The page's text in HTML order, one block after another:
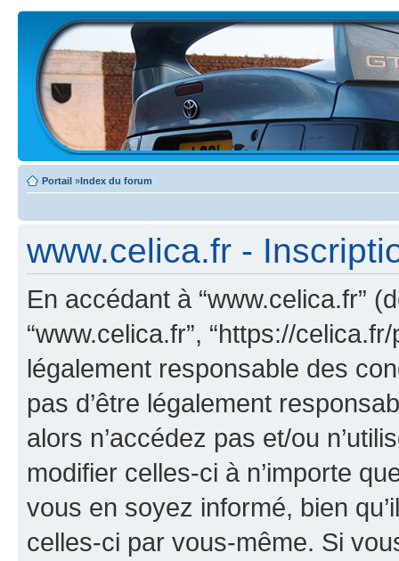
Portail »Index du forum
www.celica.fr -
En accédant à “www.celica.fr”
“www.celica.fr”, “https://
légalement responsable des
pas d’être légalement
alors n’accédez pas et/ou
modifier celles-ci à n’importe
vous en soyez informé, bien
celles-ci par vous-même. Si